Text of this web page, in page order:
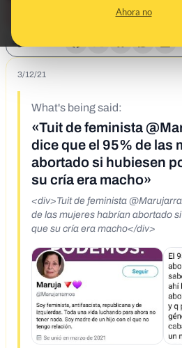
Ahora no
3/12/21
What's being said:
«Tuit de feminista
dice que el 95% de las
abortado si hubiesen
su cría era macho»
<div>Tuit de feminista
de las mujeres habrían abortado
que su cría era macho</div>